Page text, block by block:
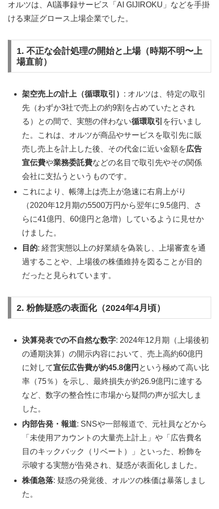
オルツは、AI議事録サービス「AI GIJIROKU」などを手掛
ける東証グロース上場企業でした。
1. 不正な会計処理の開始と上場（時期不明〜上
場直前）
架空売上の計上（循環取引） : オルツは、特定の取引
先（わずか3社で売上の約9割を占めていたとされ
る）との間で、実態の伴わない循環取引 を行いまし
た。これは、オルツが商品やサービスを取引先に販
売し売上を計上した後、その代金に近い金額を広告
宣伝費や業務委託費などの名目で取引先やその関係
会社に支払うというものです。
これにより、帳簿上は売上が急速に右肩上がり
（2020年12月期の5500万円から翌年に9.5億円、さ
らに41億円、60億円と急増）しているように見せか
けました。
目的: 経営実態以上の好業績を偽装し、上場審査を通
過することや、上場後の株価維持を図ることが目的
だったと見られています。
2. 粉飾疑惑の表面化（2024年4月頃）
決算発表での不自然な数字: 2024年12月期（上場後初
の通期決算）の開示内容において、売上高約60億円
に対して宣伝広告費が約45.8億円 という極めて高い比
率（75％）を示し、最終損失が約26.9億円に達する
など、数字の整合性に市場から疑問の声が拡大しま
した。
内部告発・報道: SNSや一部報道で、元社員などから
「未使用アカウントの大量売上計上」や「広告費名
目のキックバック（リベート）」といった、粉飾を
示唆する実態が告発され、疑惑が表面化しました。
株価急落: 疑惑の発覚後、オルツの株価は暴落しまし
た。